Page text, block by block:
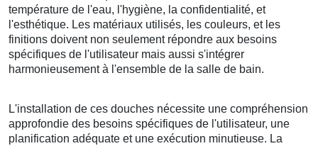
température de l'eau, l'hygiène, la confidentialité, et
l'esthétique. Les matériaux utilisés, les couleurs, et les
finitions doivent non seulement répondre aux besoins
spécifiques de l'utilisateur mais aussi s'intégrer
harmonieusement à l'ensemble de la salle de bain.
L'installation de ces douches nécessite une compréhension
approfondie des besoins spécifiques de l'utilisateur, une
planification adéquate et une exécution minutieuse. La